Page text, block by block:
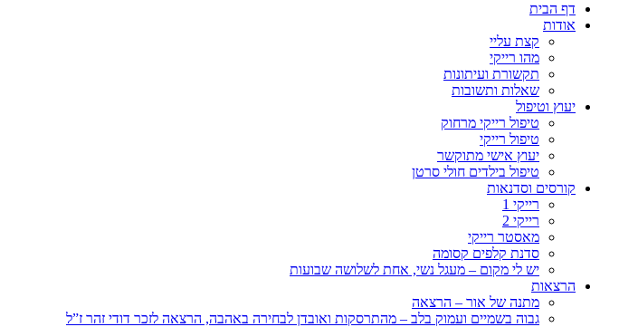
דף הבית
אודות
קצת עליי
מהו רייקי
תקשורת ועיתונות
שאלות ותשובות
יעוץ וטיפול
טיפול רייקי מרחוק
טיפול רייקי
יעוץ אישי מתוקשר
טיפול בילדים חולי סרטן
קורסים וסדנאות
רייקי 1
רייקי 2
מאסטר רייקי
סדנת קלפים קסומה
יש לי מקום – מעגל נשי, אחת לשלושה שבועות
הרצאות
מתנה של אור – הרצאה
גבוה בשמיים ועמוק בלב – מהתרסקות ואובדן לבחירה באהבה, הרצאה לזכר דודי זהר ז”ל